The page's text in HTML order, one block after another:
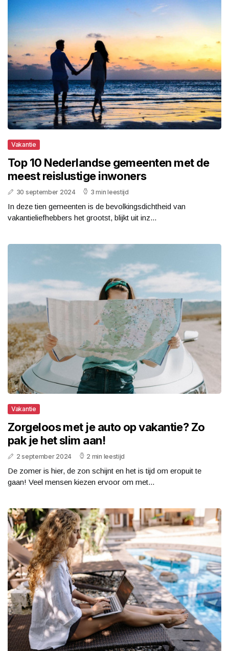
Vakantie
Top 10 Nederlandse gemeenten met de
meest reislustige inwoners
30 september 2024 3 min leestijd
In deze tien gemeenten is de bevolkingsdichtheid van
vakantieliefhebbers het grootst, blijkt uit inz...
Vakantie
Zorgeloos met je auto op vakantie? Zo
pak je het slim aan!
2 september 2024 2 min leestijd
De zomer is hier, de zon schijnt en het is tijd om eropuit te
gaan! Veel mensen kiezen ervoor om met...